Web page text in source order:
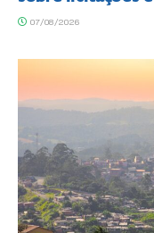
07/08/2026